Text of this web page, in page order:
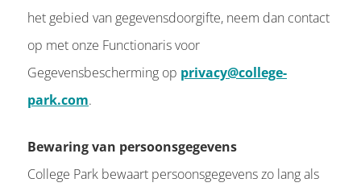
het gebied van gegevensdoorgifte, neem dan contact
op met onze Functionaris voor
Gegevensbescherming op privacy@college-
park.com.
Bewaring van persoonsgegevens
College Park bewaart persoonsgegevens zo lang als